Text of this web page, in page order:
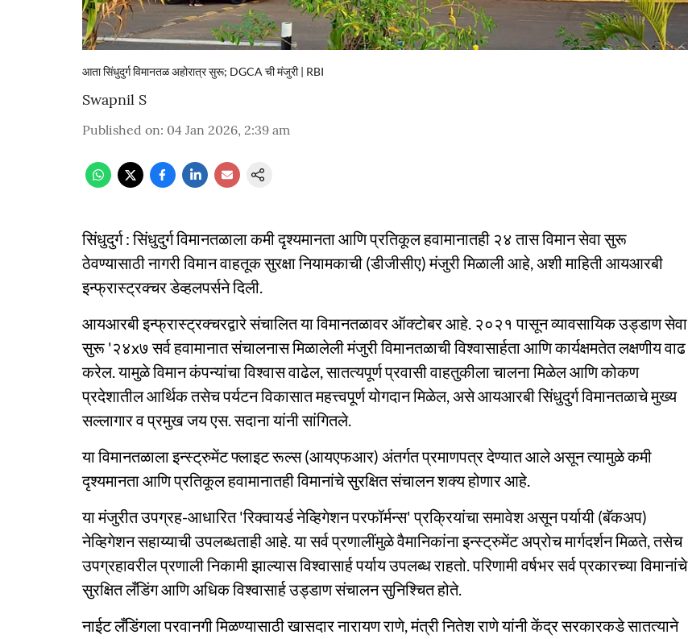
आता सिंधुदुर्ग विमानतळ अहोरात्र सुरू; DGCA ची मंजुरी | RBI
Swapnil S
Published on: 04 Jan 2026, 2:39 am
सिंधुदुर्ग : सिंधुदुर्ग विमानतळाला कमी दृश्यमानता आणि प्रतिकूल हवामानातही २४ तास विमान सेवा सुरू
ठेवण्यासाठी नागरी विमान वाहतूक सुरक्षा नियामकाची (डीजीसीए) मंजुरी मिळाली आहे, अशी माहिती आयआरबी
इन्फ्रास्ट्रक्चर डेव्हलपर्सने दिली.
आयआरबी इन्फ्रास्ट्रक्चरद्वारे संचालित या विमानतळावर ऑक्टोबर आहे. २०२१ पासून व्यावसायिक उड्डाण सेवा
सुरू '२४x७ सर्व हवामानात संचालनास मिळालेली मंजुरी विमानतळाची विश्वासार्हता आणि कार्यक्षमतेत लक्षणीय वाढ
करेल. यामुळे विमान कंपन्यांचा विश्वास वाढेल, सातत्यपूर्ण प्रवासी वाहतुकीला चालना मिळेल आणि कोकण
प्रदेशातील आर्थिक तसेच पर्यटन विकासात महत्त्वपूर्ण योगदान मिळेल, असे आयआरबी सिंधुदुर्ग विमानतळाचे मुख्य
सल्लागार व प्रमुख जय एस. सदाना यांनी सांगितले.
या विमानतळाला इन्स्ट्रुमेंट फ्लाइट रूल्स (आयएफआर) अंतर्गत प्रमाणपत्र देण्यात आले असून त्यामुळे कमी
दृश्यमानता आणि प्रतिकूल हवामानातही विमानांचे सुरक्षित संचालन शक्य होणार आहे.
या मंजुरीत उपग्रह-आधारित 'रिक्वायर्ड नेव्हिगेशन परफॉर्मन्स' प्रक्रियांचा समावेश असून पर्यायी (बॅकअप)
नेव्हिगेशन सहाय्याची उपलब्धताही आहे. या सर्व प्रणालींमुळे वैमानिकांना इन्स्ट्रुमेंट अप्रोच मार्गदर्शन मिळते, तसेच
उपग्रहावरील प्रणाली निकामी झाल्यास विश्वासार्ह पर्याय उपलब्ध राहतो. परिणामी वर्षभर सर्व प्रकारच्या विमानांचे
सुरक्षित लँडिंग आणि अधिक विश्वासार्ह उड्डाण संचालन सुनिश्चित होते.
नाईट लँडिंगला परवानगी मिळण्यासाठी खासदार नारायण राणे, मंत्री नितेश राणे यांनी केंद्र सरकारकडे सातत्याने